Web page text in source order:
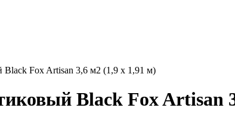
Black Fox Artisan 3,6 м2 (1,9 x 1,91 м)
Black Fox Artisan